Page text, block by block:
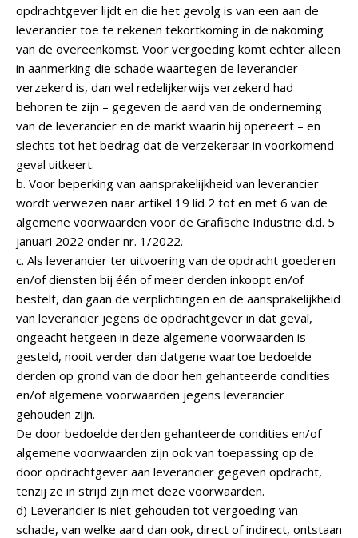
opdrachtgever lijdt en die het gevolg is van een aan de
leverancier toe te rekenen tekortkoming in de nakoming
van de overeenkomst. Voor vergoeding komt echter alleen
in aanmerking die schade waartegen de leverancier
verzekerd is, dan wel redelijkerwijs verzekerd had
behoren te zijn – gegeven de aard van de onderneming
van de leverancier en de markt waarin hij opereert – en
slechts tot het bedrag dat de verzekeraar in voorkomend
geval uitkeert.
b. Voor beperking van aansprakelijkheid van leverancier
wordt verwezen naar artikel 19 lid 2 tot en met 6 van de
algemene voorwaarden voor de Grafische Industrie d.d. 5
januari 2022 onder nr. 1/2022.
c. Als leverancier ter uitvoering van de opdracht goederen
en/of diensten bij één of meer derden inkoopt en/of
bestelt, dan gaan de verplichtingen en de aansprakelijkheid
van leverancier jegens de opdrachtgever in dat geval,
ongeacht hetgeen in deze algemene voorwaarden is
gesteld, nooit verder dan datgene waartoe bedoelde
derden op grond van de door hen gehanteerde condities
en/of algemene voorwaarden jegens leverancier
gehouden zijn.
De door bedoelde derden gehanteerde condities en/of
algemene voorwaarden zijn ook van toepassing op de
door opdrachtgever aan leverancier gegeven opdracht,
tenzij ze in strijd zijn met deze voorwaarden.
d) Leverancier is niet gehouden tot vergoeding van
schade, van welke aard dan ook, direct of indirect, ontstaan